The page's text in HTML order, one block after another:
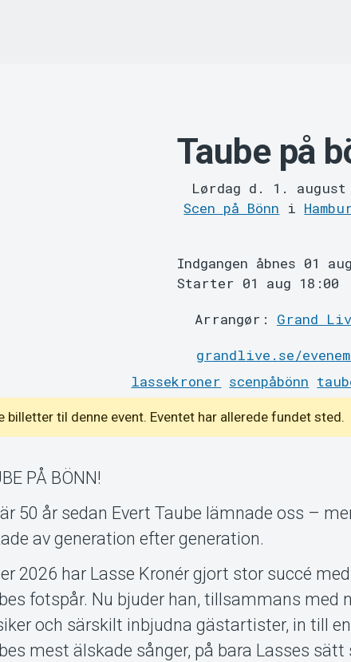
Taube på
Lørdag d. 1. august
Scen på Bönn i
Indgangen åbnes 01
Starter 01 aug 18:00
Arrangør: Grand
grandlive.se/
lassekroner scenpåbönn
billetter til denne event. Eventet har allerede fundet sted.
PÅ BÖNN!
50 år sedan Evert Taube lämnade oss –
av generation efter generation.
2026 har Lasse Kronér gjort stor succé
fotspår. Nu bjuder han, tillsammans med
och särskilt inbjudna gästartister, in till
mest älskade sånger, på bara Lasses